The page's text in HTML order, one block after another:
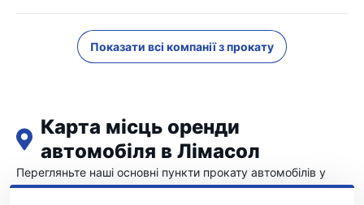
Показати всі компанії з прокату
Карта місць оренди
автомобіля в Лімасол
Перегляньте наші основні пункти прокату автомобілів у
Лімасол